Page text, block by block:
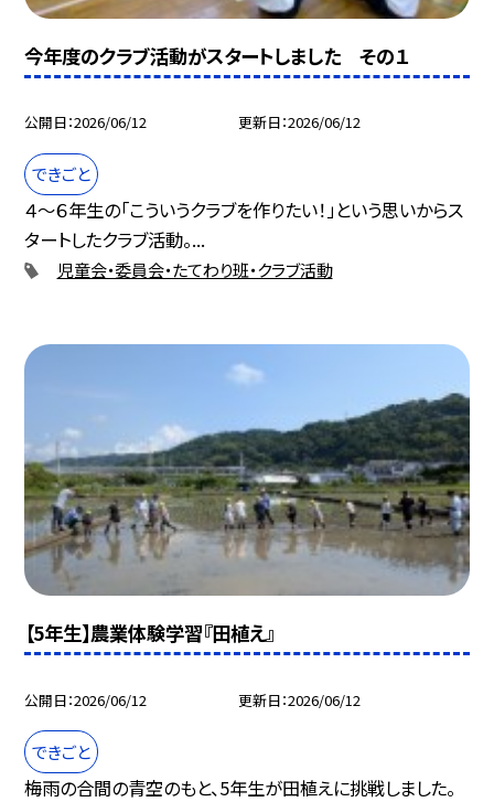
今年度のクラブ活動がスタートしました その１
公開日 2026/06/12 更新日 2026/06/12
できごと
４～６年生の「こういうクラブを作りたい！」という思いからス
タートしたクラブ活動。...
児童会・委員会・たてわり班・クラブ活動
【5年生】農業体験学習『田植え』
公開日 2026/06/12 更新日 2026/06/12
できごと
梅雨の合間の青空のもと、5年生が田植えに挑戦しました。